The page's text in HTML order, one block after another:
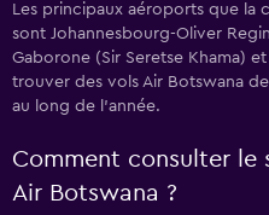
Les principaux aéroports que la
sont Johannesbourg-Oliver
Gaborone (Sir Seretse Khama)
trouver des vols Air Botswana
au long de l'année.
Comment consulter le
Air Botswana ?